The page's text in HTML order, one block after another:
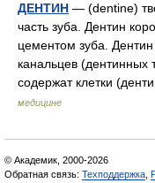
ДЕНТИН — (dentine)
часть зуба. Дентин
цементом зуба.
канальцев (дентинных
содержат клетки
медицине
© Академик, 2000-2026
Обратная связь: Техподдержка